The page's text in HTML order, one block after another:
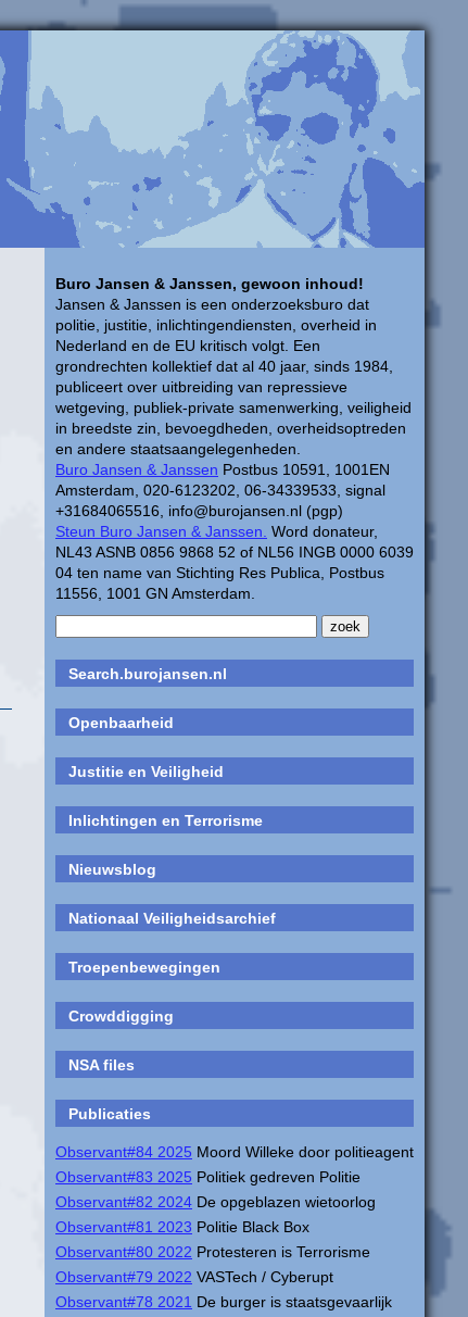
Buro Jansen & Janssen, gewoon inhoud!
Jansen & Janssen is een onderzoeksburo dat
politie, justitie, inlichtingendiensten, overheid in
Nederland en de EU kritisch volgt. Een
grondrechten kollektief dat al 40 jaar, sinds 1984,
publiceert over uitbreiding van repressieve
wetgeving, publiek-private samenwerking, veiligheid
in breedste zin, bevoegdheden, overheidsoptreden
en andere staatsaangelegenheden.
Buro Jansen & Janssen Postbus 10591, 1001EN
Amsterdam, 020-6123202, 06-34339533, signal
+31684065516, info@burojansen.nl (pgp)
Steun Buro Jansen & Janssen. Word donateur,
NL43 ASNB 0856 9868 52 of NL56 INGB 0000 6039
04 ten name van Stichting Res Publica, Postbus
11556, 1001 GN Amsterdam.
Search.burojansen.nl
Openbaarheid
Justitie en Veiligheid
Inlichtingen en Terrorisme
Nieuwsblog
Nationaal Veiligheidsarchief
Troepenbewegingen
Crowddigging
NSA files
Publicaties
Observant#84 2025 Moord Willeke door politieagent
Observant#83 2025 Politiek gedreven Politie
Observant#82 2024 De opgeblazen wietoorlog
Observant#81 2023 Politie Black Box
Observant#80 2022 Protesteren is Terrorisme
Observant#79 2022 VASTech / Cyberupt
Observant#78 2021 De burger is staatsgevaarlijk